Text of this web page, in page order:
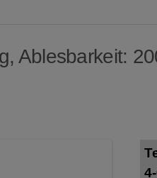
Ablesbarkeit: